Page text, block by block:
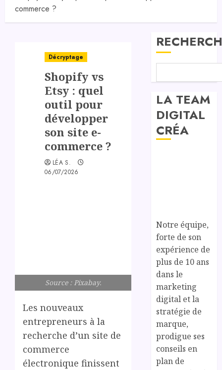
commerce ?
Décryptage
Shopify vs
Etsy : quel
outil pour
développer
son site e-
commerce ?
LÉA S.
06/07/2026
Source : Pixabay.
Les nouveaux
entrepreneurs à la
recherche d’un site de
commerce
électronique finissent
LA TEAM
DIGITAL
CRÉA
Notre équipe,
forte de son
expérience de
plus de 10 ans
dans le
marketing
digital et la
stratégie de
marque,
prodigue ses
conseils en
plan de